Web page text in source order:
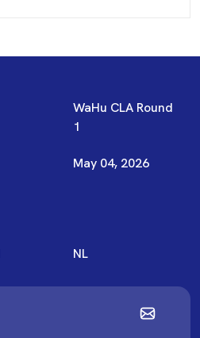
WaHu CLA Round
1
May 04, 2026
NL